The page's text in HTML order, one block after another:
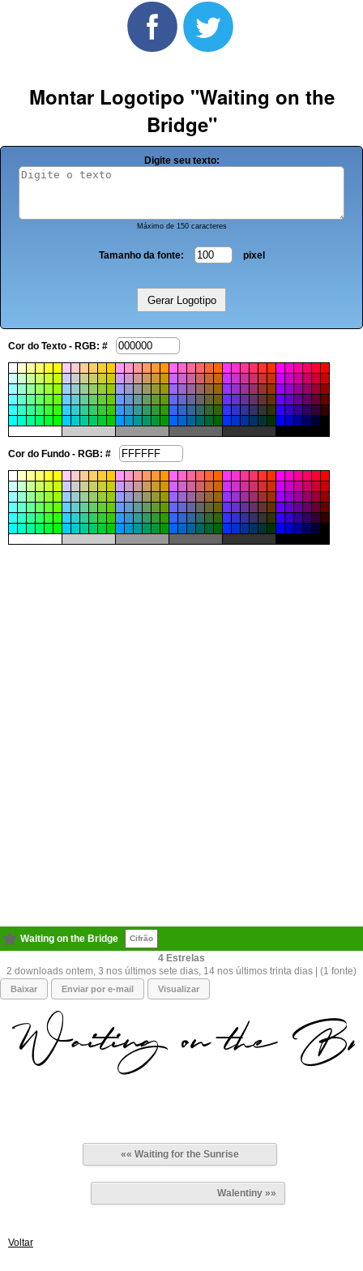
Montar Logotipo "Waiting on the
Bridge"
Digite seu texto:
Máximo de 150 caracteres
Tamanho da fonte: pixel
Cor do Texto - RGB: #
Cor do Fundo - RGB: #
Waiting on the Bridge Cifrão
4
2 downloads ontem, 3 nos últimos sete dias, 14 nos últimos trinta dias | (1 fonte)
Baixar Enviar por e-mail Visualizar
«« Waiting for the Sunrise
Walentiny »»
Voltar